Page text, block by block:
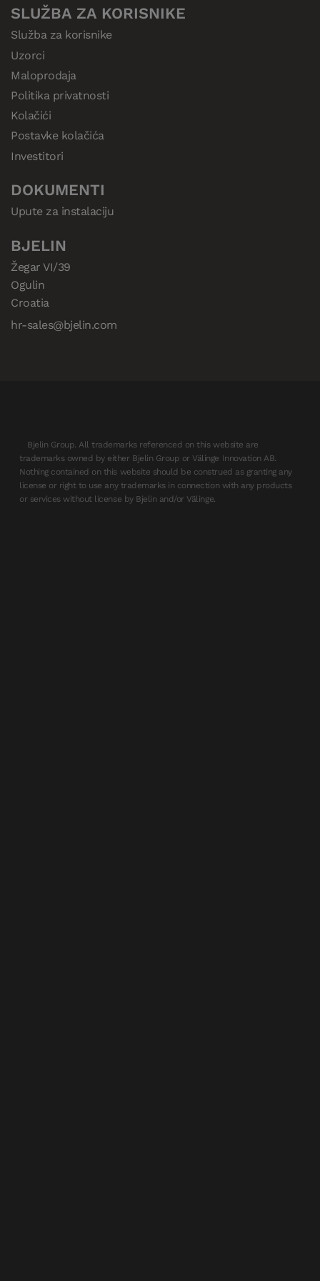
SLUŽBA ZA KORISNIKE
Služba za korisnike
Uzorci
Maloprodaja
Politika privatnosti
Kolačići
Postavke kolačića
Investitori
DOKUMENTI
Upute za instalaciju
BJELIN
Žegar VI/39
Ogulin
Croatia
hr-sales@bjelin.com
Bjelin Group. All trademarks referenced on this website are
trademarks owned by either Bjelin Group or Välinge Innovation AB.
Nothing contained on this website should be construed as granting any
license or right to use any trademarks in connection with any products
or services without license by Bjelin and/or Välinge.